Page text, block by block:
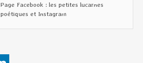
Page Facebook : les petites lucarnes
poétiques et Instagram